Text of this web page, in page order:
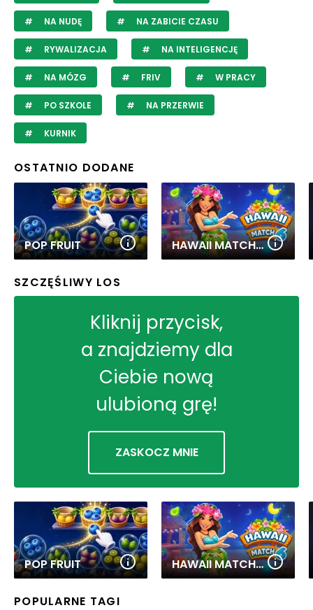
NA NUDĘ NA ZABICIE CZASU
RYWALIZACJA NA INTELIGENCJĘ
NA MÓZG FRIV W PRACY
PO SZKOLE NA PRZERWIE
KURNIK
OSTATNIO DODANE
POP FRUIT HAWAII MATCH 6
SZCZĘŚLIWY LOS
Kliknij przycisk,
a znajdziemy dla
Ciebie nową
ulubioną grę!
ZASKOCZ MNIE
POP FRUIT HAWAII MATCH 6
POPULARNE TAGI